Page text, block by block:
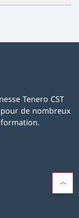
Tenero CST
de nombreux